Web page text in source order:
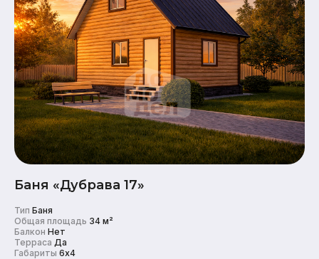
Баня «Дубрава 17»
Тип Баня
Общая площадь 34 м²
Балкон Нет
Терраса Да
Габариты 6x4